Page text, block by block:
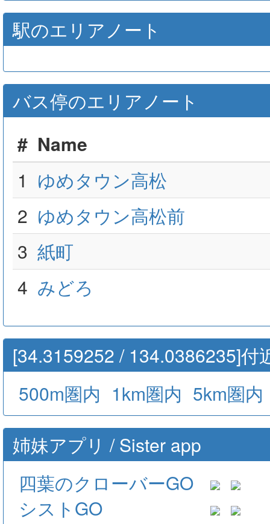
駅のエリアノート
バス停のエリアノート
# Name
1 ゆめタウン高松
2 ゆめタウン高松前
3 紙町
4 みどろ
[34.3159252 / 134.0386235]付
500m圏内 1km圏内 5km圏内
姉妹アプリ / Sister app
四葉のクローバーGO
シストGO